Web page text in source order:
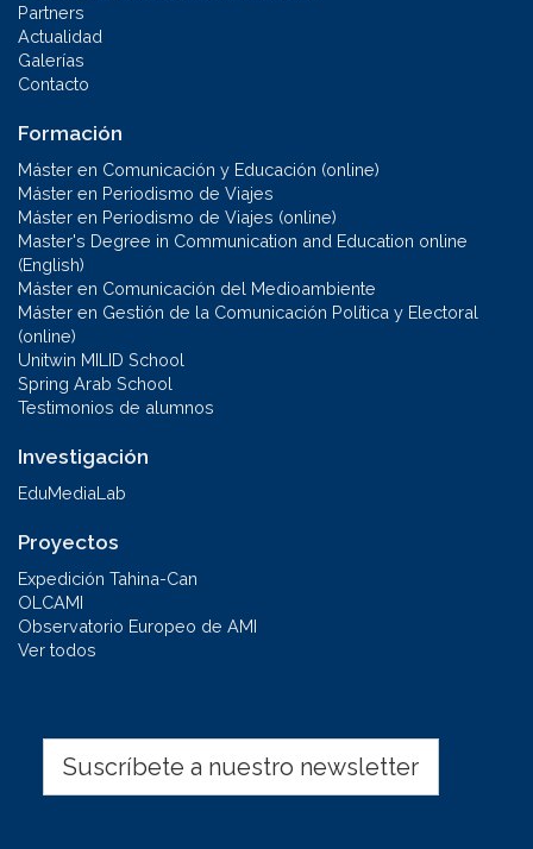
Partners
Actualidad
Galerías
Contacto
Formación
Máster en Comunicación y Educación (online)
Máster en Periodismo de Viajes
Máster en Periodismo de Viajes (online)
Master's Degree in Communication and Education online
(English)
Máster en Comunicación del Medioambiente
Máster en Gestión de la Comunicación Política y Electoral
(online)
Unitwin MILID School
Spring Arab School
Testimonios de alumnos
Investigación
EduMediaLab
Proyectos
Expedición Tahina-Can
OLCAMI
Observatorio Europeo de AMI
Ver todos
Suscríbete a nuestro newsletter